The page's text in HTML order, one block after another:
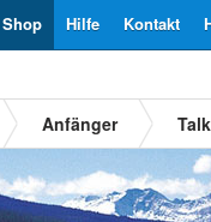
Kontakt
Hilfe
Shop
Anfänger